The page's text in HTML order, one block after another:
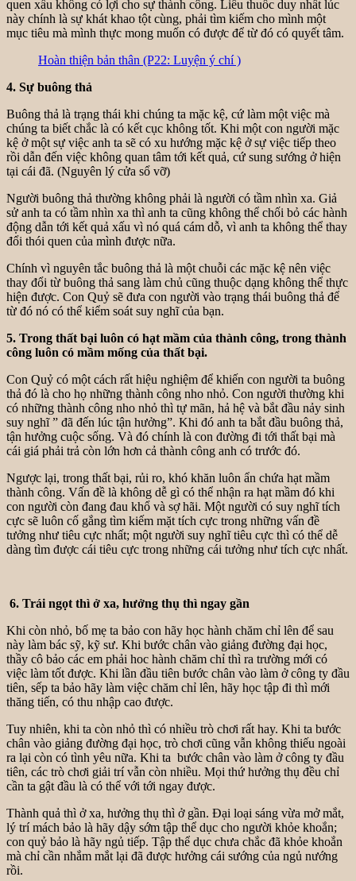
quen xấu không có lợi cho sự thành công. Liều thuốc duy nhất lúc
này chính là sự khát khao tột cùng, phải tìm kiếm cho mình một
mục tiêu mà mình thực mong muốn có được để từ đó có quyết tâm.
Hoàn thiện bản thân (P22: Luyện ý chí )
4. Sự buông thả
Buông thả là trạng thái khi chúng ta mặc kệ, cứ làm một việc mà
chúng ta biết chắc là có kết cục không tốt. Khi một con người mặc
kệ ở một sự việc anh ta sẽ có xu hướng mặc kệ ở sự việc tiếp theo
rồi dẫn đến việc không quan tâm tới kết quả, cứ sung sướng ở hiện
tại cái đã. (Nguyên lý cửa sổ vỡ)
Người buông thả thường không phải là người có tầm nhìn xa. Giả
sử anh ta có tầm nhìn xa thì anh ta cũng không thể chối bỏ các hành
động dẫn tới kết quả xấu vì nó quá cám dỗ, vì anh ta không thể thay
đổi thói quen của mình được nữa.
Chính vì nguyên tắc buông thả là một chuỗi các mặc kệ nên việc
thay đổi từ buông thả sang làm chủ cũng thuộc dạng không thể thực
hiện được. Con Quỷ sẽ đưa con người vào trạng thái buông thả để
từ đó nó có thể kiểm soát suy nghĩ của bạn.
5. Trong thất bại luôn có hạt mầm của thành công, trong thành
công luôn có mầm mống của thất bại.
Con Quỷ có một cách rất hiệu nghiệm để khiến con người ta buông
thả đó là cho họ những thành công nho nhỏ. Con người thường khi
có những thành công nho nhỏ thì tự mãn, hả hệ và bắt đầu nảy sinh
suy nghĩ ” đã đến lúc tận hưởng”. Khi đó anh ta bắt đầu buông thả,
tận hưởng cuộc sống. Và đó chính là con đường đi tới thất bại mà
cái giá phải trả còn lớn hơn cả thành công anh có trước đó.
Ngược lại, trong thất bại, rủi ro, khó khăn luôn ẩn chứa hạt mầm
thành công. Vấn đề là không dễ gì có thể nhận ra hạt mầm đó khi
con người còn đang đau khổ và sợ hãi. Một người có suy nghĩ tích
cực sẽ luôn cố gắng tìm kiếm mặt tích cực trong những vấn đề
tưởng như tiêu cực nhất; một người suy nghĩ tiêu cực thì có thể dễ
dàng tìm được cái tiêu cực trong những cái tưởng như tích cực nhất.
6. Trái ngọt thì ở xa, hưởng thụ thì ngay gần
Khi còn nhỏ, bố mẹ ta bảo con hãy học hành chăm chỉ lên để sau
này làm bác sỹ, kỹ sư. Khi bước chân vào giảng đường đại học,
thầy cô bảo các em phải hoc hành chăm chỉ thì ra trường mới có
việc làm tốt được. Khi lần đầu tiên bước chân vào làm ở công ty đầu
tiên, sếp ta bảo hãy làm việc chăm chỉ lên, hãy học tập đi thì mới
thăng tiến, có thu nhập cao được.
Tuy nhiên, khi ta còn nhỏ thì có nhiều trò chơi rất hay. Khi ta bước
chân vào giảng đường đại học, trò chơi cũng vẫn không thiếu ngoài
ra lại còn có tình yêu nữa. Khi ta bước chân vào làm ở công ty đầu
tiên, các trò chơi giải trí vẫn còn nhiều. Mọi thứ hưởng thụ đều chỉ
cần ta gật đầu là có thể với tới ngay được.
Thành quả thì ở xa, hưởng thụ thì ở gần. Đại loại sáng vừa mở mắt,
lý trí mách bảo là hãy dậy sớm tập thể dục cho người khỏe khoắn;
con quỷ bảo là hãy ngủ tiếp. Tập thể dục chưa chắc đã khỏe khoắn
mà chỉ cần nhắm mắt lại đã được hưởng cái sướng của ngủ nướng
rồi.